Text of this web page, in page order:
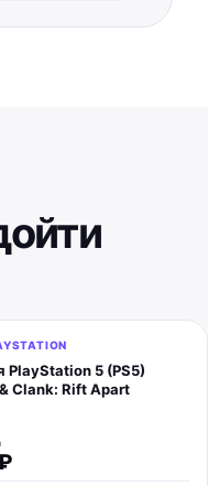
PlayStation 5 (PS5)
Clank: Rift Apart